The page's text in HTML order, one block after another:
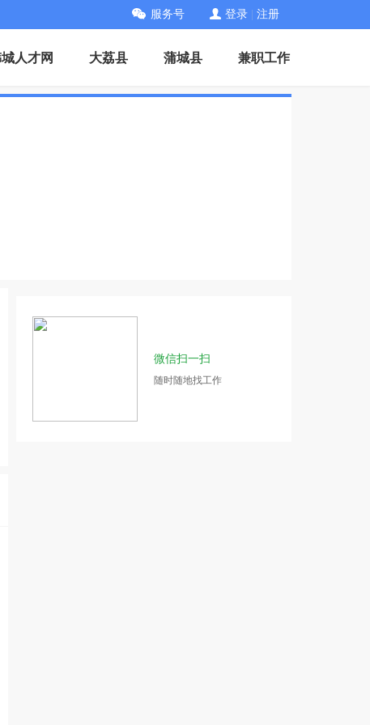
服务号 登录 注册
人才网 大荔县 蒲城县 兼职工作
微信扫一扫
随时随地找工作